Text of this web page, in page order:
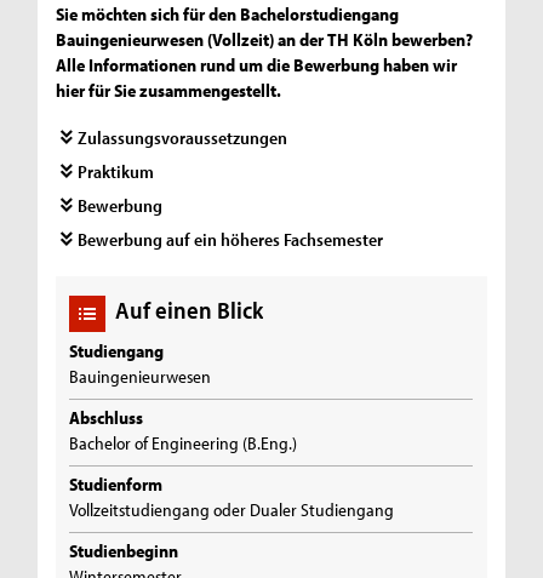
Sie möchten sich für den Bachelorstudiengang
Bauingenieurwesen (Vollzeit) an der TH Köln bewerben?
Alle Informationen rund um die Bewerbung haben wir
hier für Sie zusammengestellt.
Zulassungsvoraussetzungen
Praktikum
Bewerbung
Bewerbung auf ein höheres Fachsemester
Auf einen Blick
Studiengang
Bauingenieurwesen
Abschluss
Bachelor of Engineering (B.Eng.)
Studienform
Vollzeitstudiengang oder Dualer Studiengang
Studienbeginn